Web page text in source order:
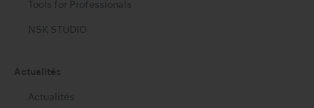
Tools for Professionals
NSK STUDIO
Actualités
Actualités